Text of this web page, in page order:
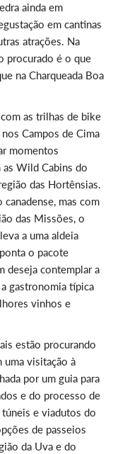
ainda em
em cantinas
atrações. Na
procurado é o que
na Charqueada Boa
as trilhas de bike
Campos de Cima
momentos
Wild Cabins do
das Hortênsias.
mas com
das Missões, o
a uma aldeia
o pacote
deseja contemplar a
gastronomia típica
vinhos e
estão procurando
uma visitação à
por um guia para
e do processo de
túneis e viadutos do
de passeios
da Uva e do